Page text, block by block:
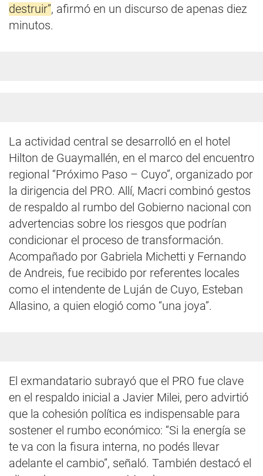
destruir”, afirmó en un discurso de apenas diez
minutos.
La actividad central se desarrolló en el hotel
Hilton de Guaymallén, en el marco del encuentro
regional “Próximo Paso – Cuyo”, organizado por
la dirigencia del PRO. Allí, Macri combinó gestos
de respaldo al rumbo del Gobierno nacional con
advertencias sobre los riesgos que podrían
condicionar el proceso de transformación.
Acompañado por Gabriela Michetti y Fernando
de Andreis, fue recibido por referentes locales
como el intendente de Luján de Cuyo, Esteban
Allasino, a quien elogió como “una joya”.
El exmandatario subrayó que el PRO fue clave
en el respaldo inicial a Javier Milei, pero advirtió
que la cohesión política es indispensable para
sostener el rumbo económico: “Si la energía se
te va con la fisura interna, no podés llevar
adelante el cambio”, señaló. También destacó el